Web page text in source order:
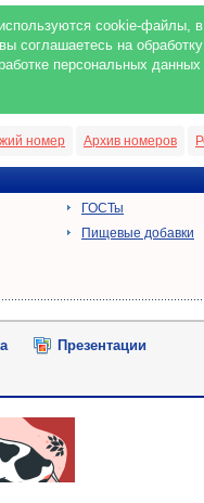
cookie-файлы,
соглашаетесь на
персональных
Архив номеров
номер
ГОСТы
Пищевые добавки
Презентации